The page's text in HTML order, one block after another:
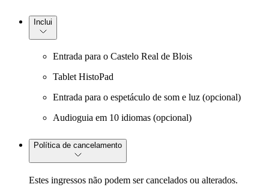
Inclui
Entrada para o Castelo Real de Blois
Tablet HistoPad
Entrada para o espetáculo de som e luz (opcional)
Audioguia em 10 idiomas (opcional)
Política de cancelamento
Estes ingressos não podem ser cancelados ou alterados.